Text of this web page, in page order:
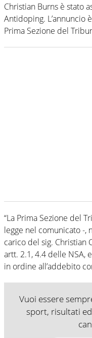
Christian Burns è stato
Antidoping. L’annuncio
Prima Sezione del
“La Prima Sezione del
legge nel comunicato -
carico del sig. Christian
artt. 2.1, 4.4 delle NSA,
in ordine all’addebito
Vuoi essere
sport, risultati